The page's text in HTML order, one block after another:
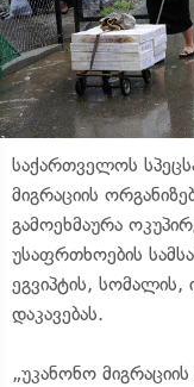
საქართველოს
მიგრაციის
გამოეხმაურა
უსაფრთხოების
ეგვიპტის, სომალის,
დაკავებას.
„უკანონო